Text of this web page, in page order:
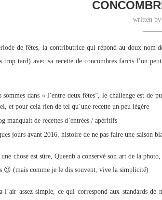
written
de fêtes, la contributrice qui répond au doux nom
trop tard) avec sa recette de concombres farcis l’on
sommes dans « l’entre deux fêtes”, le challenge est de
et pour cela rien de tel qu’une recette un peu légère
manquait de recettes d’entrées / apéritifs
jours avant 2016, histoire de ne pas faire une saison
chose est sûre, Queenb a conservé son art de la
😉 (mais comme je le dis souvent, vive la simplicité)
l’air assez simple, ce qui correspond aux standards